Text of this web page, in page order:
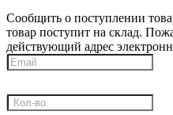
Сообщить о поступлении
товар поступит на склад.
действующий адрес